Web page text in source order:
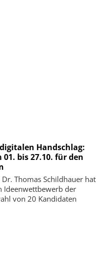
Handschlag:
bis 27.10. für den
Thomas Schildhauer hat
Ideenwettbewerb der
von 20 Kandidaten